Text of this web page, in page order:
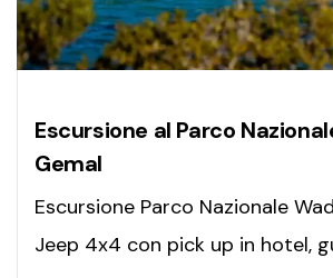
Escursione al Parco
Gemal
Escursione Parco Nazionale
Jeep 4x4 con pick up in hotel,